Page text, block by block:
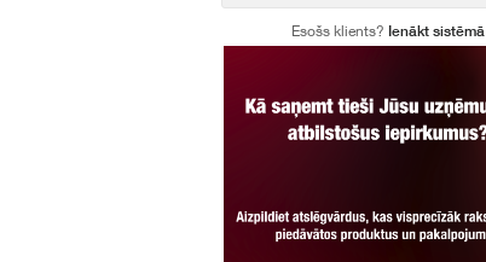
Esošs klients? Ienākt sistēmā